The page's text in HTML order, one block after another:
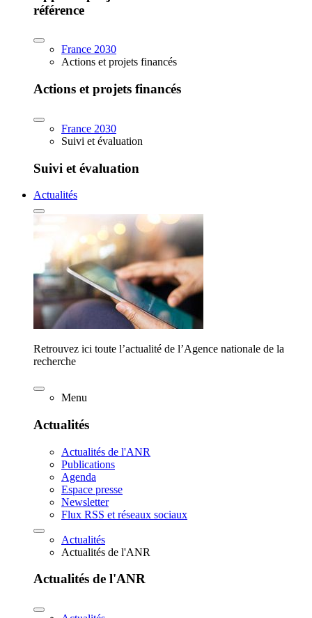
référence
France 2030
Actions et projets financés
Actions et projets financés
France 2030
Suivi et évaluation
Suivi et évaluation
Actualités
Retrouvez ici toute l’actualité de l’Agence nationale de la
recherche
Menu
Actualités
Actualités de l'ANR
Publications
Agenda
Espace presse
Newsletter
Flux RSS et réseaux sociaux
Actualités
Actualités de l'ANR
Actualités de l'ANR